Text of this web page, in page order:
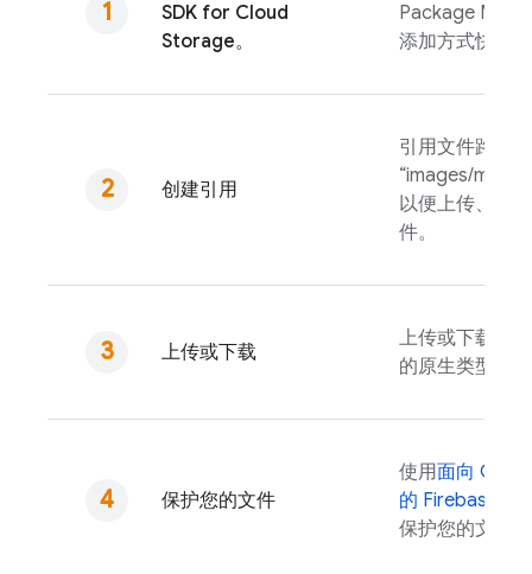
SDK for Cloud
Storage。
Package
添加方式快速
创建引用
引用文件路径
“images/
以便上传、下
件。
上传或下载
上传或下载为
的原生类型。
保护您的文件
使用面向
的 Firebase
保护您的文件。